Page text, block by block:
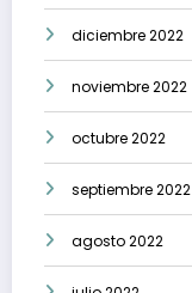
diciembre 2022
noviembre 2022
octubre 2022
septiembre 2022
agosto 2022